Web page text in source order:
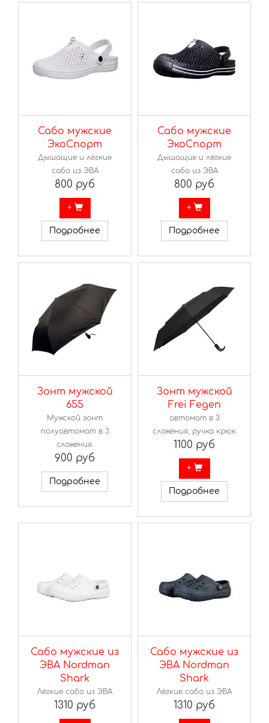
Сабо мужские
ЭкоСпорт
Дышащие и лёгкие
сабо из ЭВА
800 руб
+
Подробнее
Сабо мужские
ЭкоСпорт
Дышащие и лёгкие
сабо из ЭВА
800 руб
+
Подробнее
Зонт мужской
655
Мужской зонт
полуавтомат в 3
сложения.
900 руб
Подробнее
Зонт мужской
Frei Fegen
автомат в 3
сложения, ручка крюк
1100 руб
+
Подробнее
Сабо мужские из
ЭВА Nordman
Shark
Лёгкие сабо из ЭВА
1310 руб
Сабо мужские из
ЭВА Nordman
Shark
Лёгкие сабо из ЭВА
1310 руб